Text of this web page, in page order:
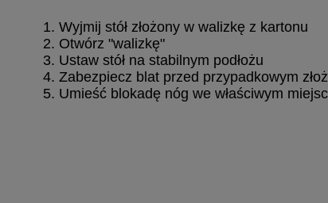
Wyjmij stół złożony w walizkę z kartonu
Otwórz "walizkę"
Ustaw stół na stabilnym podłożu
Zabezpiecz blat przed przypadkowym
Umieść blokadę nóg we właściwym